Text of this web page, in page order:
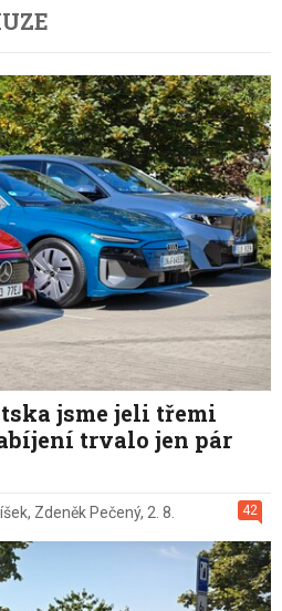
jsme jeli třemi
trvalo jen pár
42
, Zdeněk Pečený, 2. 8.